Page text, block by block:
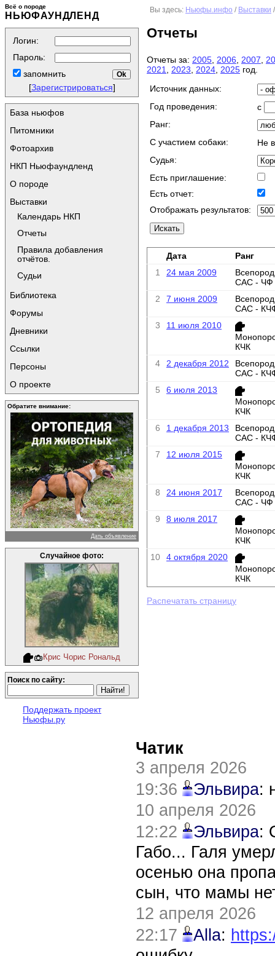
Всё о породе
НЬЮФАУНДЛЕНД
Логин:
Пароль:
запомнить
[Зарегистрироваться]
База ньюфов
Питомники
Фотоархив
НКП Ньюфаундленд
О породе
Выставки
Календарь НКП
Отчеты
Правила добавления
отчётов.
Судьи
Библиотека
Форумы
Дневники
Ссылки
Персоны
О проекте
Обратите внимание:
Дать объявление
Случайное фото:
Крис Чорис Рональд
Поиск по сайту:
Поддержать проект
Ньюфы.ру
Вы здесь: Ньюфы.инфо / Выставки
Отчеты
Отчеты за: 2005 2006 2007
2021
2023 2024 2025 год.
Источник данных:
Год проведения:
с
Ранг:
C участием собаки:
Не
Судья:
Есть приглашение:
Есть отчет:
Отображать результатов:
Дата
Ранг
1
24 мая 2009
САС - ЧФ
2
7 июня 2009
САС -
3
11 июля 2010
КЧК
4
2 декабря 2012
САС -
5
6 июля 2013
КЧК
6
1 декабря 2013
САС -
7
12 июля 2015
КЧК
8
24 июня 2017
САС - ЧФ
9
8 июля 2017
КЧК
10
4 октября 2020
КЧК
Распечатать страницу
Чатик
3 апреля 2026
19:36
Эльвира:
10 апреля 2026
12:22
Эльвира:
Габо... Галя
осенью она
сын, что мамы
12 апреля 2026
22:17
Alla: